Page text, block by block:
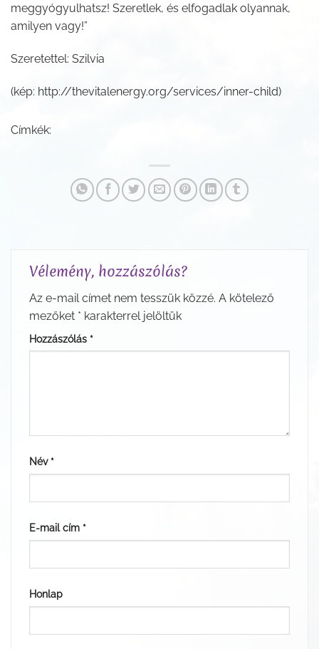
meggyógyulhatsz! Szeretlek, és elfogadlak olyannak,
amilyen vagy!”
Szeretettel: Szilvia
(kép: http://thevitalenergy.org/services/inner-child)
Címkék:
Vélemény, hozzászólás?
Az e-mail címet nem tesszük közzé. A kötelező
mezőket * karakterrel jelöltük
Hozzászólás *
Név *
E-mail cím *
Honlap